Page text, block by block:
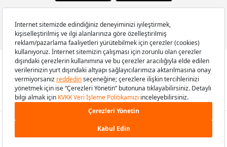
Copyright © 2008-2026 Evidea.com | Tüm hakları saklıdır.